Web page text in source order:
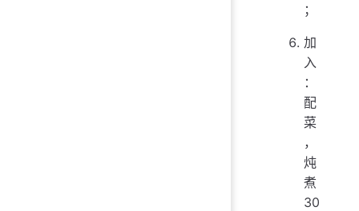
；
加
入
：
配
菜
，
炖
煮
30